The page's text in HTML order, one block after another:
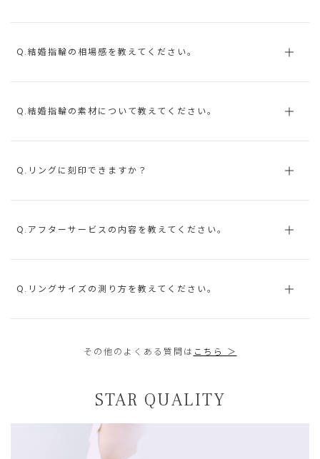
Q.結婚指輪の相場感を教えてください。
Q.結婚指輪の素材について教えてください。
Q.リングに刻印できますか？
Q.アフターサービスの内容を教えてください。
Q.リングサイズの測り方を教えてください。
その他のよくある質問は こちら ＞
STAR QUALITY